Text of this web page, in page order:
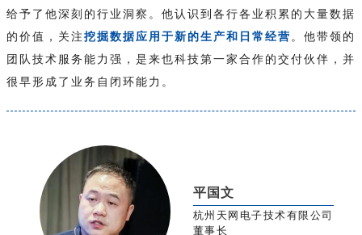
给予了他深刻的行业洞察。他认识到各行各业积累的大量数据
的价值，关注挖掘数据应用于新的生产和日常经营。他带领的
团队技术服务能力强，是来也科技第一家合作的交付伙伴，并
很早形成了业务自闭环能力。
平国文
杭州天网电子技术有限公司
董事长